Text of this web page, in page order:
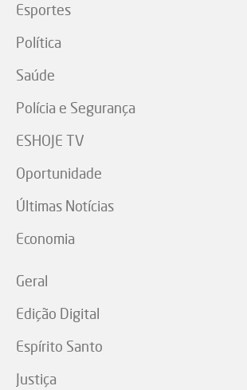
Esportes
Política
Saúde
Polícia e Segurança
ESHOJE TV
Oportunidade
Últimas Notícias
Economia
Geral
Edição Digital
Espírito Santo
Justiça